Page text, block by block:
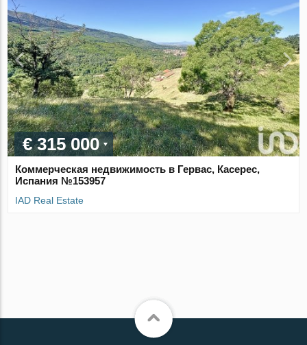
€ 315 000
Коммерческая недвижимость в Гервас, Касерес,
Испания №153957
IAD Real Estate